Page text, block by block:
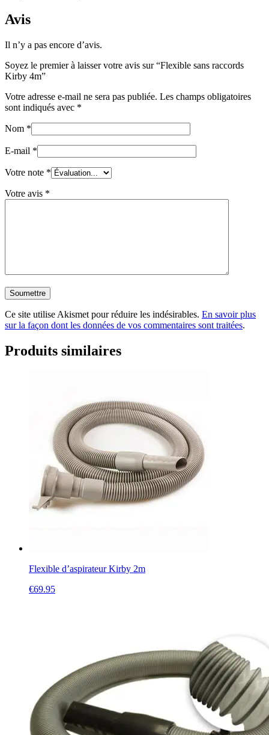
Avis
Il n’y a pas encore d’avis.
Soyez le premier à laisser votre avis sur “Flexible sans raccords
Kirby 4m”
Votre adresse e-mail ne sera pas publiée. Les champs obligatoires
sont indiqués avec *
Nom *
E-mail *
Votre note *
Votre avis *
Ce site utilise Akismet pour réduire les indésirables. En savoir plus
sur la façon dont les données de vos commentaires sont traitées.
Produits similaires
Flexible d’aspirateur Kirby 2m
€69.95